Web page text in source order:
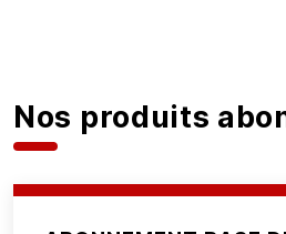
Nos produits